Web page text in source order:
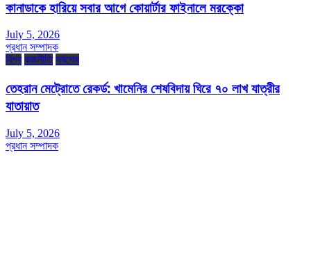
কানাডাকে হারিয়ে সবার আগে কোয়ার্টার ফাইনালে মরক্কো
July 5, 2026
প্রধান সম্পাদক
বিশ্ব রাজনীতি সর্বশেষ
তেহরান মেট্রোতে রেকর্ড: খামেনির শেষবিদায় ঘিরে ৭০ লাখ যাত্রীর
যাতায়াত
July 5, 2026
প্রধান সম্পাদক